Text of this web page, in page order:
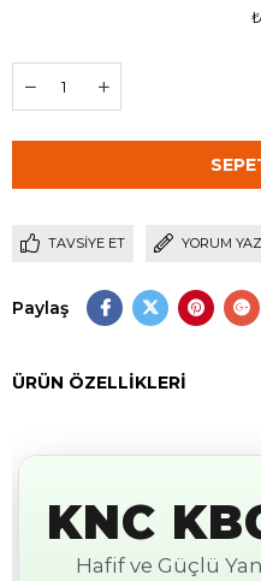
TAVSIYE ET YORUM YAZ
Paylaş
ÜRÜN ÖZELLIKLERI
KNC
Hafif ve Güçlü